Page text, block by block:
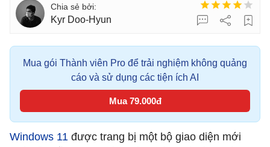
Kyr Doo-Hyun
Mua gói Thành viên Pro để trải nghiệm không quảng
cáo và sử dụng các tiện ích AI
Mua 79.000đ
Windows 11 được trang bị một bộ giao diện mới